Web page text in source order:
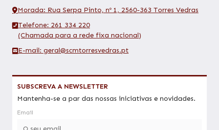
Morada: Rua Serpa Pinto, nº 1, 2560-363 Torres Vedras
Telefone: 261 334 220
(Chamada para a rede fixa nacional)
E-mail: geral@scmtorresvedras.pt
SUBSCREVA A NEWSLETTER
Mantenha-se a par das nossas iniciativas e novidades.
Email